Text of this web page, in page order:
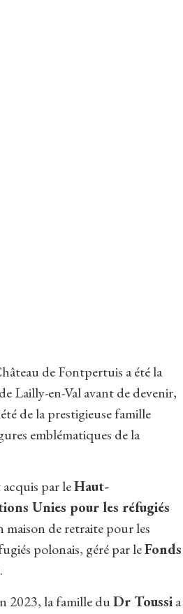
de Fontpertuis a été la
Lailly-en-Val avant de devenir,
de la prestigieuse famille
emblématiques de la
par leHaut-
Unies pour les réfugiés
maison de retraite pour les
polonais, géré par leFonds
.
2023, la famille duDr Toussia